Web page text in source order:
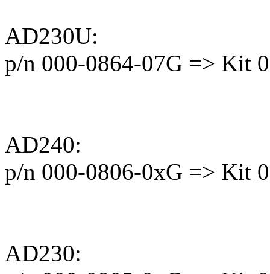
AD230U:
p/n 000-0864-07G => Kit
AD240:
p/n 000-0806-0xG => Kit
AD230: